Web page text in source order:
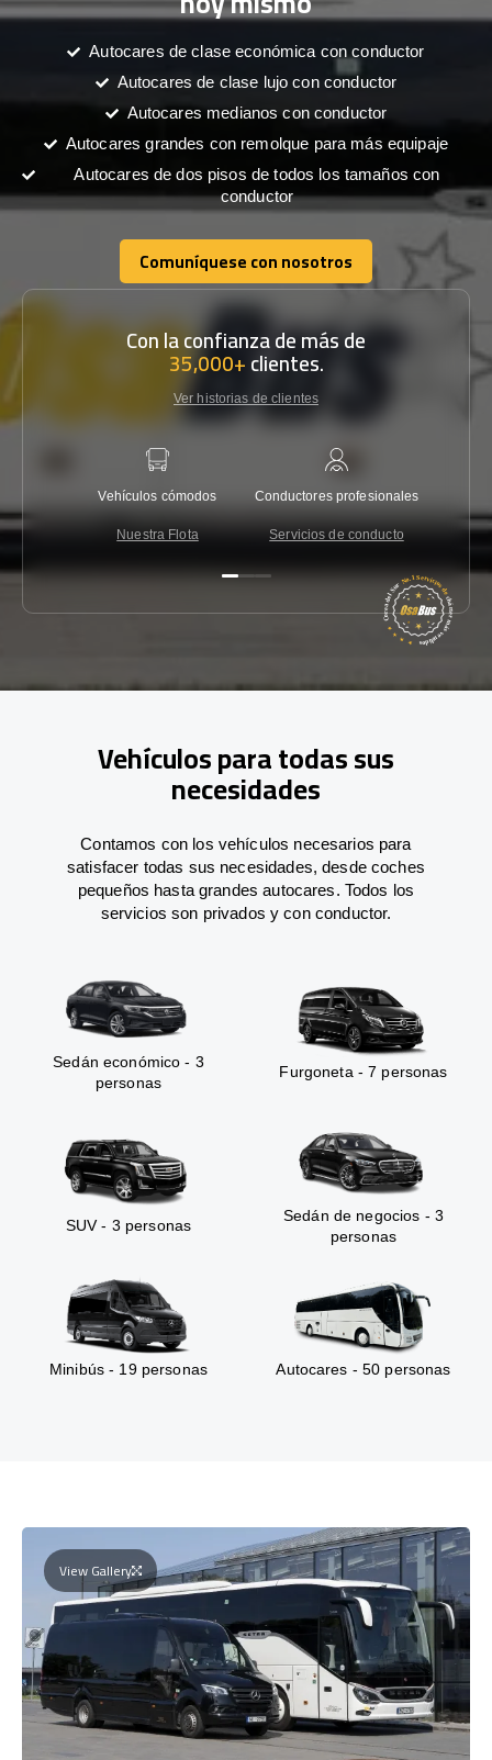
Autocares de clase económica con conductor
Autocares de clase lujo con conductor
Autocares medianos con conductor
Autocares grandes con remolque para más equipaje
Autocares de dos pisos de todos los tamaños con
conductor
Comuníquese con nosotros
Comuníquese con nosotros
Con la confianza de más de
35,000+clientes.
Ver historias de clientes
Vehículos cómodos
Nuestra Flota
Conductores profesionales
Servicios de conducto
Vehículos para todas sus
necesidades
Contamos con los vehículos necesarios para
satisfacer todas sus necesidades, desde coches
pequeños hasta grandes autocares. Todos los
servicios son privados y con conductor.
Sedán económico - 3
personas
Furgoneta - 7 personas
SUV - 3 personas
Sedán de negocios - 3
personas
Minibús - 19 personas Autocares - 50 personas
View Gallery